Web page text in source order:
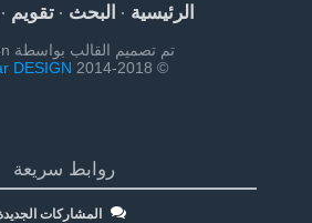
الرئيسية· البحث· تقويم·
تم تصميم القالب بواسطة NetPen:
© 2014-2018
Mishar DESIGN
روابط سريعة
المشاركات الجديدة